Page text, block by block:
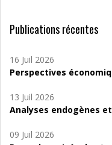
Publications récentes
16 Juil 2026
Perspectives
13 Juil 2026
Analyses endogènes et
09 Juil 2026